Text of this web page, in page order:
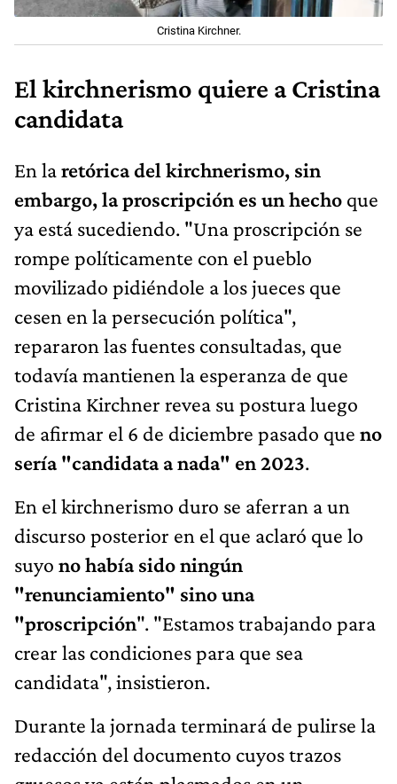
Cristina Kirchner.
El kirchnerismo quiere a Cristina
candidata
En laretórica del kirchnerismo, sin
embargo, la proscripción es un hecho que
ya está sucediendo. "Una proscripción se
rompe políticamente con el pueblo
movilizado pidiéndole a los jueces que
cesen en la persecución política",
repararon las fuentes consultadas, que
todavía mantienen la esperanza de que
Cristina Kirchner revea su postura luego
de afirmar el 6 de diciembre pasado que no
sería "candidata a nada" en 2023.
En el kirchnerismo duro se aferran a un
discurso posterior en el que aclaró que lo
suyo no había sido ningún
"renunciamiento" sino una
"proscripción". "Estamos trabajando para
crear las condiciones para que sea
candidata", insistieron.
Durante la jornada terminará de pulirse la
redacción del documento cuyos trazos